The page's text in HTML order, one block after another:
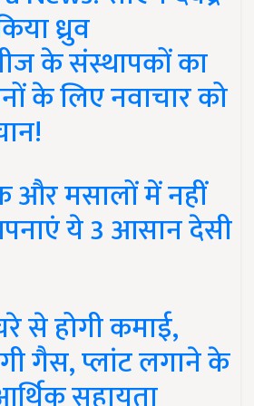
ध्रुव
के संस्थापकों का
के लिए नवाचार को
और मसालों में नहीं
ये 3 आसान देसी
से होगी कमाई,
गैस, प्लांट लगाने के